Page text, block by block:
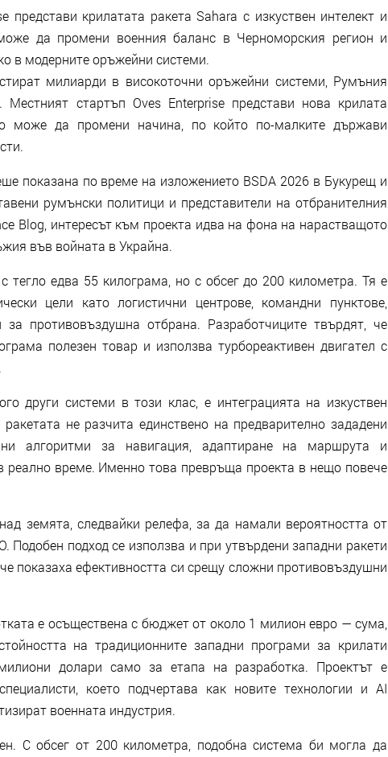
представи крилатата ракета Sahara с изкуствен интелект и
да промени военния баланс в Черноморския регион и
в модерните оръжейни системи.
милиарди в високоточни оръжейни системи, Румъния
Местният стартъп Oves Enterprise представи нова крилата
може да промени начина, по който по-малките държави
показана по време на изложението BSDA 2026 в Букурещ и
румънски политици и представители на отбранителния
Blog, интересът към проекта идва на фона на нарастващото
във войната в Украйна.
тегло едва 55 килограма, но с обсег до 200 километра. Тя е
цели като логистични центрове, командни пунктове,
противовъздушна отбрана. Разработчиците твърдят, че
полезен товар и използва турбореактивен двигател с
други системи в този клас, е интеграцията на изкуствен
не разчита единствено на предварително зададени
алгоритми за навигация, адаптиране на маршрута и
реално време. Именно това превръща проекта в нещо повече
земята, следвайки релефа, за да намали вероятността от
Подобен подход се използва и при утвърдени западни ракети
показаха ефективността си срещу сложни противовъздушни
е осъществена с бюджет от около 1 милион евро — сума,
на традиционните западни програми за крилати
долари само за етапа на разработка. Проектът е
което подчертава как новите технологии и AI
военната индустрия.
С обсег от 200 километра, подобна система би могла да